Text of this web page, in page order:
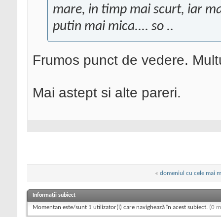
mare, in timp mai scurt, iar
putin mai mica.... so ..
Frumos punct de vedere.
Mai astept si alte pareri.
« domeniul cu cele mai
Informații subiect
Momentan este/sunt 1 utilizator(i) care navighează în acest subiect. (0